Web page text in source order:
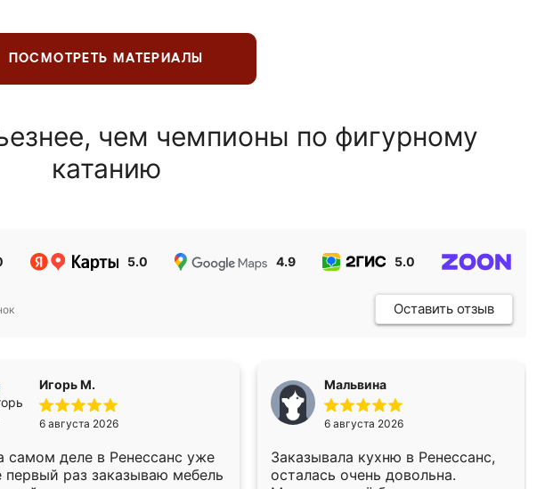
ПОСМОТРЕТЬ МАТЕРИАЛЫ
чем чемпионы по фигурному
катанию
5.0 4.9 5.0
Оставить отзыв
Игорь М.
6 августа 2026
самом деле в Ренессанс уже
первый раз заказываю мебель
Мальвина
6 августа 2026
Заказывала кухню в Ренессанс,
осталась очень довольна.